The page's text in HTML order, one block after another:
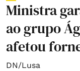
Ministra
ao grupo
afetou
DN/Lusa